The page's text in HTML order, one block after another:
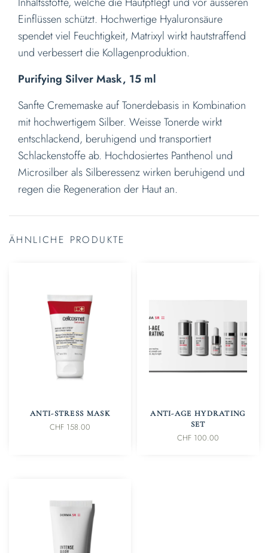
Einflüssen schützt. Hochwertige Hyaluronsäure
spendet viel Feuchtigkeit, Matrixyl wirkt hautstraffend
und verbessert die Kollagenproduktion.
Purifying Silver Mask, 15 ml
Sanfte Crememaske auf Tonerdebasis in Kombination
mit hochwertigem Silber. Weisse Tonerde wirkt
entschlackend, beruhigend und transportiert
Schlackenstoffe ab. Hochdosiertes Panthenol und
Microsilber als Silberessenz wirken beruhigend und
regen die Regeneration der Haut an.
ÄHNLICHE PRODUKTE
IN DEN WARENKORB
ANTI-STRESS MASK
CHF 158.00
IN DEN WARENKORB
ANTI-AGE HYDRATING
SET
CHF 100.00